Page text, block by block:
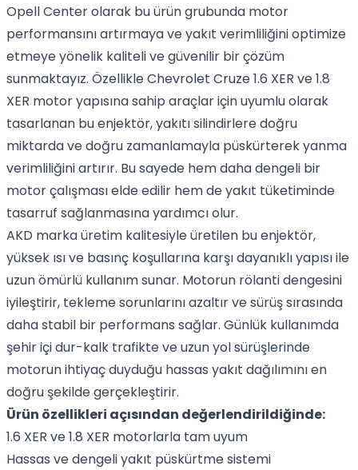
Opell Center olarak bu ürün grubunda motor
performansını artırmaya ve yakıt verimliliğini optimize
etmeye yönelik kaliteli ve güvenilir bir çözüm
sunmaktayız. Özellikle Chevrolet Cruze 1.6 XER ve 1.8
XER motor yapısına sahip araçlar için uyumlu olarak
tasarlanan bu enjektör, yakıtı silindirlere doğru
miktarda ve doğru zamanlamayla püskürterek yanma
verimliliğini artırır. Bu sayede hem daha dengeli bir
motor çalışması elde edilir hem de yakıt tüketiminde
tasarruf sağlanmasına yardımcı olur.
AKD marka üretim kalitesiyle üretilen bu enjektör,
yüksek ısı ve basınç koşullarına karşı dayanıklı yapısı ile
uzun ömürlü kullanım sunar. Motorun rölanti dengesini
iyileştirir, tekleme sorunlarını azaltır ve sürüş sırasında
daha stabil bir performans sağlar. Günlük kullanımda
şehir içi dur-kalk trafikte ve uzun yol sürüşlerinde
motorun ihtiyaç duyduğu hassas yakıt dağılımını en
doğru şekilde gerçekleştirir.
Ürün özellikleri açısından değerlendirildiğinde:
1.6 XER ve 1.8 XER motorlarla tam uyum
Hassas ve dengeli yakıt püskürtme sistemi